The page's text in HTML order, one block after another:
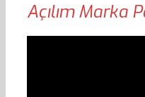
Açılım Marka